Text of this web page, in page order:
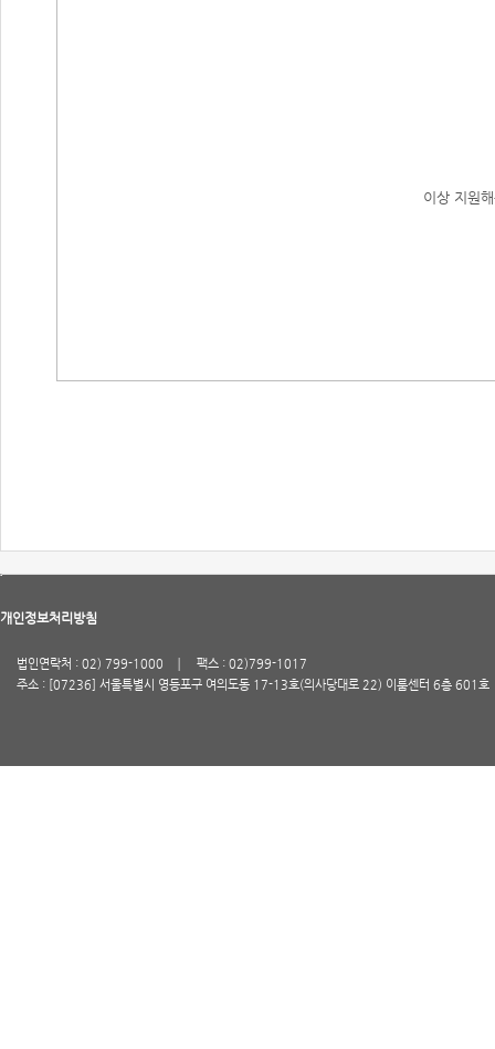
이상 지원
개인정보처리방침
법인연락처 : 02) 799-1000
팩스 : 02)799-1017
주소 : [07236] 서울특별시 영등포구 여의도동 17-13호(의사당대로 22) 이룸센터 6층 601호